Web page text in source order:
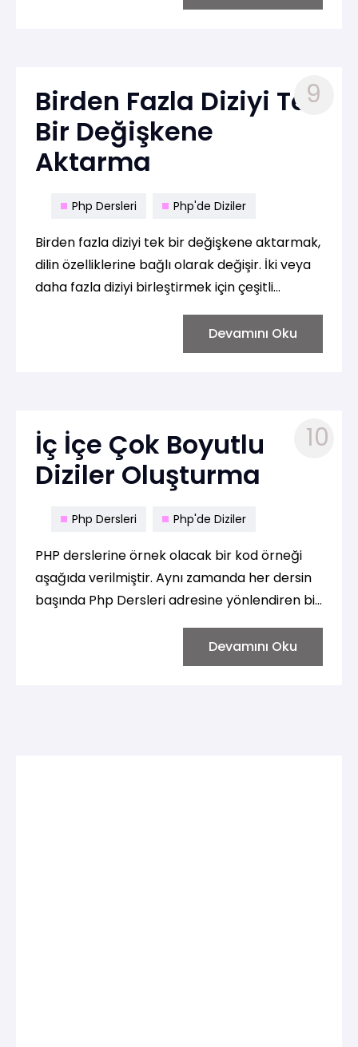
Birden Fazla Diziyi Tek
Bir Değişkene
Aktarma
9
Php Dersleri Php'de Diziler
Birden fazla diziyi tek bir değişkene aktarmak,
dilin özelliklerine bağlı olarak değişir. İki veya
daha fazla diziyi birleştirmek için çeşitli
dillerinde birden fazla diziyi tek bir değişkene
Devamını Oku
İç İçe Çok Boyutlu
Diziler Oluşturma
10
Php Dersleri Php'de Diziler
PHP derslerine örnek olacak bir kod örneği
aşağıda verilmiştir. Aynı zamanda her dersin
başında Php Dersleri adresine yönlendiren bir
Devamını Oku